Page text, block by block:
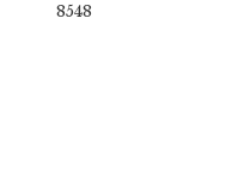
8548